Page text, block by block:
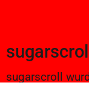
sugarscroll